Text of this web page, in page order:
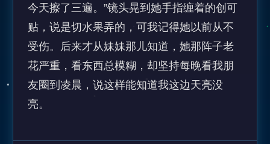
今天擦了三遍。”镜头晃到她手指缠着的创可
贴，说是切水果弄的，可我记得她以前从不
受伤。后来才从妹妹那儿知道，她那阵子老
花严重，看东西总模糊，却坚持每晚看我朋
友圈到凌晨，说这样能知道我这边天亮没
亮。